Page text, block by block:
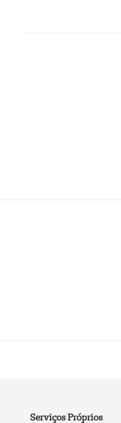
Serviços Próprios